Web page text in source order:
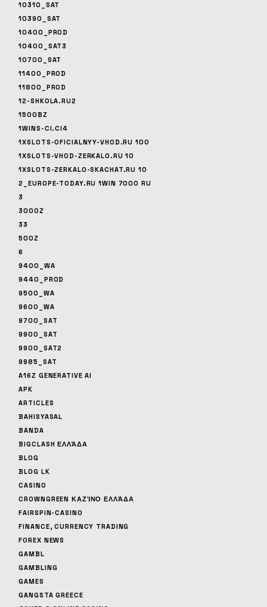
10310_SAT
10390_SAT
10400_PROD
10400_SAT3
10700_SAT
11400_PROD
11800_PROD
12-SHKOLA.RU2
1500BZ
1WINS-CI.CI4
1XSLOTS-OFICIALNYY-VHOD.RU 100
1XSLOTS-VHOD-ZERKALO.RU 10
1XSLOTS-ZERKALO-SKACHAT.RU 10
2_EUROPE-TODAY.RU 1WIN 7000 RU
3
3000Z
33
500Z
6
9400_WA
9440_PROD
9500_WA
9600_WA
9700_SAT
9900_SAT
9900_SAT2
9985_SAT
A16Z GENERATIVE AI
APK
ARTICLES
BAHISYASAL
BANDA
BIGCLASH ΕΛΛΆΔΑ
BLOG
BLOG LK
CASINO
CROWNGREEN ΚΑΖΊΝΟ ΕΛΛΆΔΑ
FAIRSPIN-CASINO
FINANCE, CURRENCY TRADING
FOREX NEWS
GAMBL
GAMBLING
GAMES
GANGSTA GREECE